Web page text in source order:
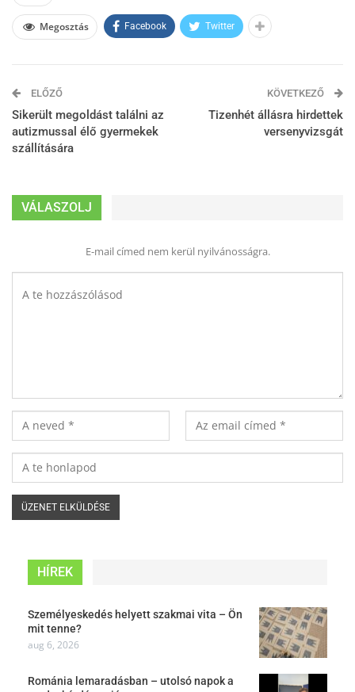
Megosztás Facebook Twitter
ELŐZŐ
Sikerült megoldást találni az
autizmussal élő gyermekek
szállítására
KÖVETKEZŐ
Tizenhét állásra hirdettek
versenyvizsgát
VÁLASZOLJ
E-mail címed nem kerül nyilvánosságra.
HÍREK
Személyeskedés helyett szakmai vita – Ön
mit tenne?
aug 6, 2026
Románia lemaradásban – utolsó napok a